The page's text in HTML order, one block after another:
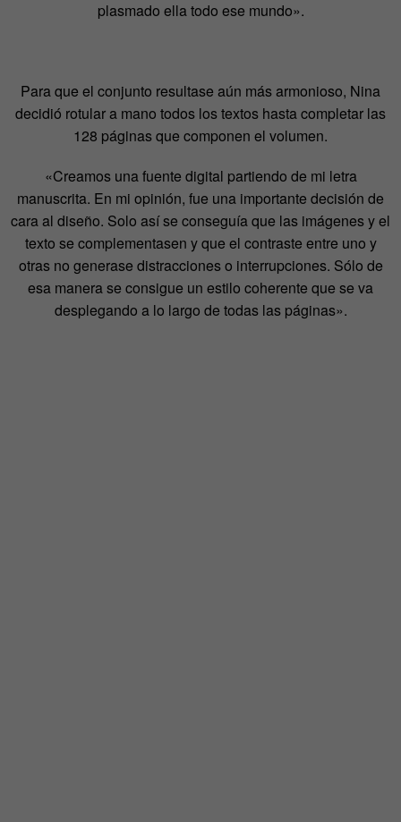
plasmado ella todo ese mundo».
Para que el conjunto resultase aún más armonioso, Nina
decidió rotular a mano todos los textos hasta completar las
128 páginas que componen el volumen.
«Creamos una fuente digital partiendo de mi letra
manuscrita. En mi opinión, fue una importante decisión de
cara al diseño. Solo así se conseguía que las imágenes y el
texto se complementasen y que el contraste entre uno y
otras no generase distracciones o interrupciones. Sólo de
esa manera se consigue un estilo coherente que se va
desplegando a lo largo de todas las páginas».